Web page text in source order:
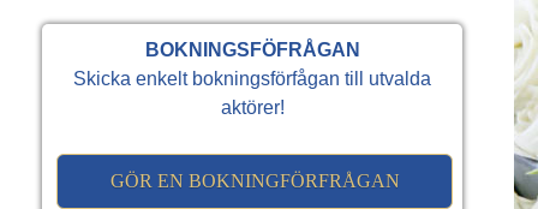
BOKNINGSFÖFRÅGAN
Skicka enkelt bokningsförfågan till utvalda
aktörer!
GÖR EN BOKNINGFÖRFRÅGAN